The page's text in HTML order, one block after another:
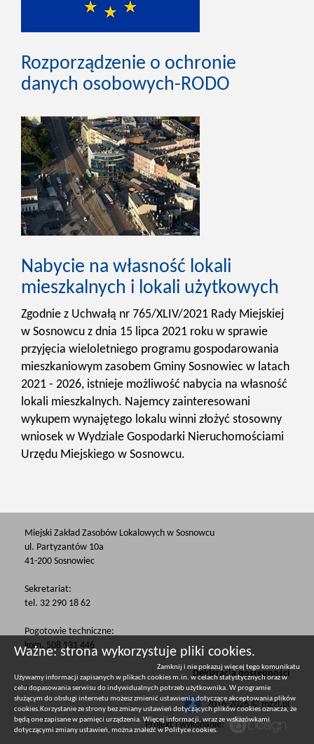
Rozporządzenie o ochronie
danych osobowych-RODO
Nabycie na własność lokali
mieszkalnych i lokali użytkowych
Zgodnie z Uchwałą nr 765/XLIV/2021 Rady Miejskiej
w Sosnowcu z dnia 15 lipca 2021 roku w sprawie
przyjęcia wieloletniego programu gospodarowania
mieszkaniowym zasobem Gminy Sosnowiec w latach
2021 - 2026, istnieje możliwość nabycia na własność
lokali mieszkalnych. Najemcy zainteresowani
wykupem wynajętego lokalu winni złożyć stosowny
wniosek w Wydziale Gospodarki Nieruchomościami
Urzędu Miejskiego w Sosnowcu.
Miejski Zakład Zasobów Lokalowych w Sosnowcu
ul. Partyzantów 10a
41-200 Sosnowiec
Sekretariat:
tel. 32 290 18 62
Pogotowie techniczne:
kom. 508 131 446
Deklaracja dostępności
2016-2026 © mzzl.pl
Projekt i wykonanie:
Ważne: strona wykorzystuje pliki cookies.
Zamknij i nie pokazuj więcej tego komunikatu
Używamy informacji zapisanych w plikach cookies m.in. w celach statystycznych oraz w
celu dopasowania serwisu do indywidualnych potrzeb użytkownika. W programie
służącym do obsługi internetu możesz zmienić ustawienia dotyczące akceptowania plików
cookies.Korzystanie ze strony bez zmiany ustawień dotyczących plików cookies oznacza, że
będą one zapisane w pamięci urządzenia. Więcej informacji, wraz ze wskazówkami
dotyczącymi zmiany ustawień, można znaleźć w Polityce cookies.